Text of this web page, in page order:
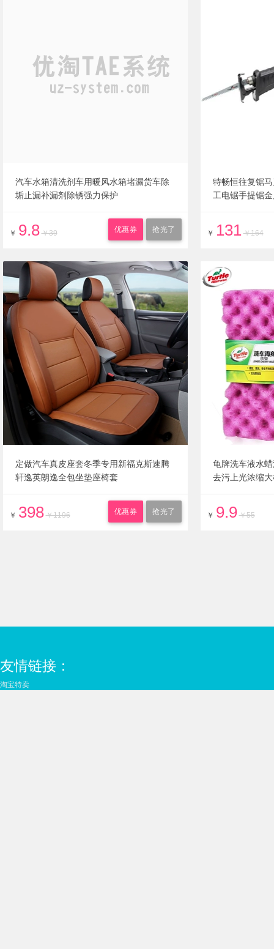
汽车水箱清洗剂车用暖风水箱堵漏货车除
垢止漏补漏剂除锈强力保护
抢光了
优惠券
￥ 9.8 ￥39
特畅恒往复锯
工电锯手提锯
￥ 131 ￥164
定做汽车真皮座套冬季专用新福克斯速腾
轩逸英朗逸全包坐垫座椅套
抢光了
优惠券
￥ 398 ￥1196
龟牌洗车液水
去污上光浓缩
￥ 9.9 ￥55
友情链接：
淘宝特卖